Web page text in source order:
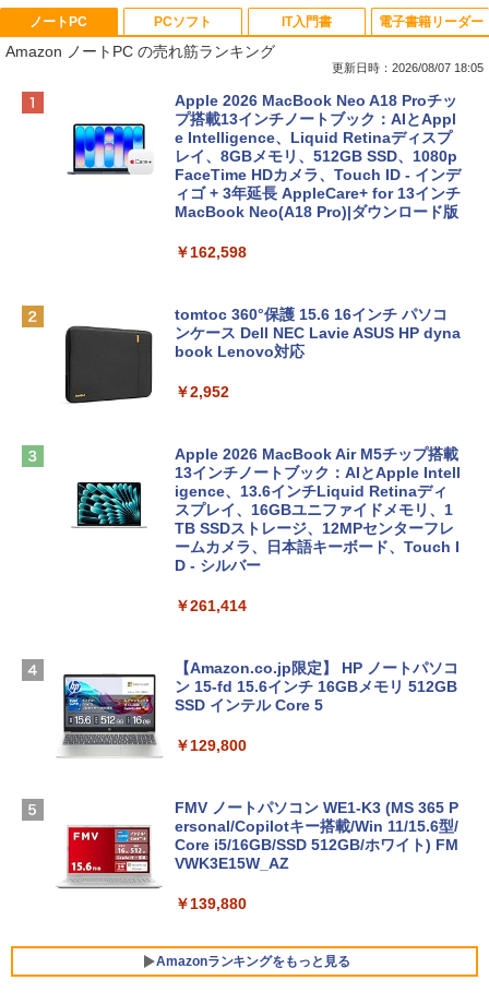
ノートPC
Amazon ノートPC の売れ筋ランキング
更新日時：2026/08/07 18:05
Apple 2026 MacBook Neo A18 Proチッ
プ搭載13インチノートブック：AIとAppl
e Intelligence、Liquid Retinaディスプ
レイ、8GBメモリ、512GB SSD、1080p
FaceTime HDカメラ、Touch ID - インデ
ィゴ + 3年延長 AppleCare+ for 13インチ
MacBook Neo(A18 Pro)|ダウンロード版
￥162,598
tomtoc 360°保護 15.6 16インチ パソコ
ンケース Dell NEC Lavie ASUS HP dyna
book Lenovo対応
￥2,952
Apple 2026 MacBook Air M5チップ搭載
13インチノートブック：AIとApple Intell
igence、13.6インチLiquid Retinaディ
スプレイ、16GBユニファイドメモリ、1
TB SSDストレージ、12MPセンターフレ
ームカメラ、日本語キーボード、Touch I
D - シルバー
￥261,414
【Amazon.co.jp限定】 HP ノートパソコ
ン 15-fd 15.6インチ 16GBメモリ 512GB
SSD インテル Core 5
￥129,800
FMV ノートパソコン WE1-K3 (MS 365 P
ersonal/Copilotキー搭載/Win 11/15.6型/
Core i5/16GB/SSD 512GB/ホワイト) FM
VWK3E15W_AZ
￥139,880
Amazonランキングをもっと見る
PCソフト IT入門書 電子書籍リーダー